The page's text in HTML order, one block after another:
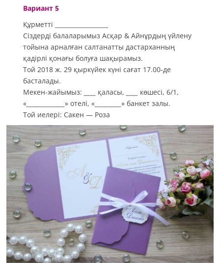
Вариант 5
Құрметті __________________
Сіздерді балаларымыз Асқар & Айнұрдың үйлену
тойына арналған салтанатты дастарханның
қадірлі қонағы болуға шақырамыз.
Той 2018 ж. 29 қыркүйек күні сағат 17.00-де
басталады.
Мекен-жайымыз:
қаласы,
көшесі, 6/1,
« _____________» отелі, « _________» банкет залы.
Той иелері: Сакен — Роза